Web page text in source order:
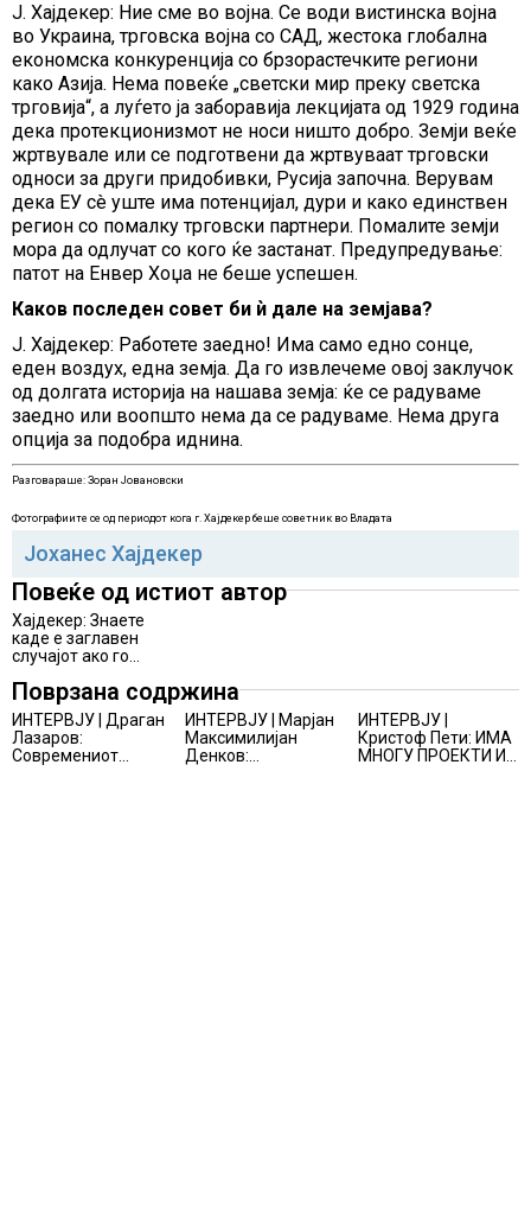
Ј. Хајдекер: Ние сме во војна. Се води вистинска војна
во Украина, трговска војна со САД, жестока глобална
економска конкуренција со брзорастечките региони
како Азија. Нема повеќе „светски мир преку светска
трговија“, а луѓето ја заборавија лекцијата од 1929 година
дека протекционизмот не носи ништо добро. Земји веќе
жртвувале или се подготвени да жртвуваат трговски
односи за други придобивки, Русија започна. Верувам
дека ЕУ сè уште има потенцијал, дури и како единствен
регион со помалку трговски партнери. Помалите земји
мора да одлучат со кого ќе застанат. Предупредување:
патот на Енвер Хоџа не беше успешен.
Каков последен совет би ѝ дале на земјава?
Ј. Хајдекер: Работете заедно! Има само едно сонце,
еден воздух, една земја. Да го извлечеме овој заклучок
од долгата историја на нашава земја: ќе се радуваме
заедно или воопшто нема да се радуваме. Нема друга
опција за подобра иднина.
Разговараше: Зоран Јовановски
Фотографиите се од периодот кога г. Хајдекер беше советник во Владата
Јоханес Хајдекер
Повеќе од истиот автор
Хајдекер: Знаете
каде е заглавен
случајот ако го
работен процес
Поврзана содржина
ИНТЕРВЈУ | Драган
Лазаров:
Современиот
ИНТЕРВЈУ | Марјан
Максимилијан
Денков:
ИНТЕРВЈУ |
Кристоф Пети: ИМА
МНОГУ ПРОЕКТИ И